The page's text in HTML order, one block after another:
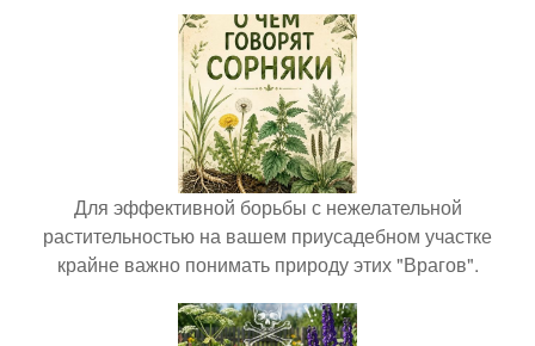
Для эффективной борьбы с нежелательной
растительностью на вашем приусадебном участке
крайне важно понимать природу этих "Врагов".